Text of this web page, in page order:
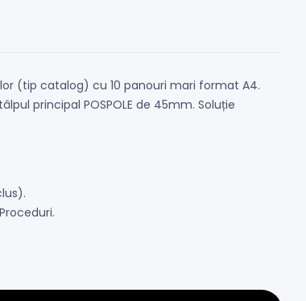
(tip catalog) cu 10 panouri mari format A4.
principal POSPOLE de 45mm. Soluție